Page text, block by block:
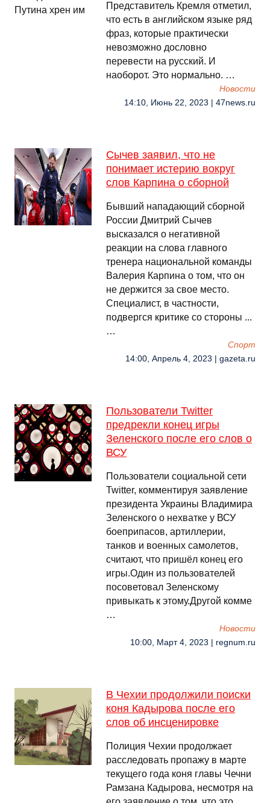
Представитель Кремля отметил,
что есть в английском языке ряд
фраз, которые практически
невозможно дословно
перевести на русский. И
наоборот. Это нормально. …
Новости
14:10, Июнь 22, 2023 | 47news.ru
Сычев заявил, что не
понимает истерию вокруг
слов Карпина о сборной
Бывший нападающий сборной
России Дмитрий Сычев
высказался о негативной
реакции на слова главного
тренера национальной команды
Валерия Карпина о том, что он
не держится за свое место.
Специалист, в частности,
подвергся критике со стороны ...
…
Спорт
14:00, Апрель 4, 2023 | gazeta.ru
Пользователи Twitter
предрекли конец игры
Зеленского после его слов о
ВСУ
Пользователи социальной сети
Twitter, комментируя заявление
президента Украины Владимира
Зеленского о нехватке у ВСУ
боеприпасов, артиллерии,
танков и военных самолетов,
считают, что пришёл конец его
игры.Один из пользователей
посоветовал Зеленскому
привыкать к этому.Другой комме
…
Новости
10:00, Март 4, 2023 | regnum.ru
В Чехии продолжили поиски
коня Кадырова после его
слов об инсценировке
Полиция Чехии продолжает
расследовать пропажу в марте
текущего года коня главы Чечни
Рамзана Кадырова, несмотря на